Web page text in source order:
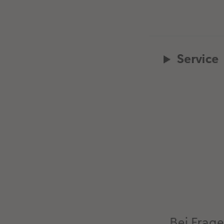
Service